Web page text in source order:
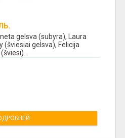
gelsva (subyra), Laura
(šviesiai gelsva), Felicija